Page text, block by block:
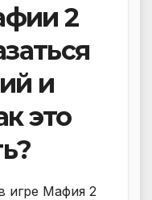
2
и
это
игре Мафия 2